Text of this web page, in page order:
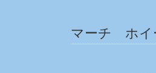
マーチ ホイ